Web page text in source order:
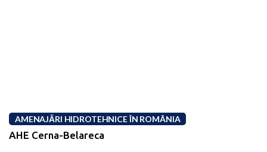
AMENAJĂRI HIDROTEHNICE ÎN ROMÂNIA
AHE Cerna-Belareca